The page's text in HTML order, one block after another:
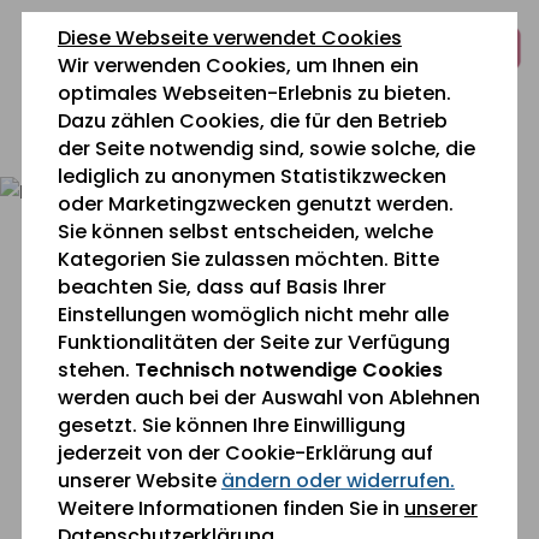
Diese Webseite verwendet Cookies
Wir verwenden Cookies, um Ihnen ein
optimales Webseiten-Erlebnis zu bieten.
Dazu zählen Cookies, die für den Betrieb
der Seite notwendig sind, sowie solche, die
lediglich zu anonymen Statistikzwecken
oder Marketingzwecken genutzt werden.
Sie können selbst entscheiden, welche
Kategorien Sie zulassen möchten. Bitte
beachten Sie, dass auf Basis Ihrer
Einstellungen womöglich nicht mehr alle
Funktionalitäten der Seite zur Verfügung
stehen. Technisch notwendige Cookies
werden auch bei der Auswahl von Ablehnen
gesetzt. Sie können Ihre Einwilligung
jederzeit von der Cookie-Erklärung auf
unserer Website ändern oder widerrufen.
Weitere Informationen finden Sie in unserer
zum
Inhalt
springen
zur
Navigation
springen
zum
Fußbereich
springen
0 26 42 40 60
Sie befinden sich gerade hier:Leistungen
Mensch sein. Mensch bleiben.
Das Maranatha in Sinzig-Bad Bodendorf, am Tor
zum Ahrtal gelegen, bietet gerade